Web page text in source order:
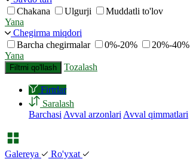
Chakana
Ulgurji
Muddatli to'lov
Yana
Chegirma miqdori
Barcha chegirmalar
0%-20% 20%-40%
Yana
Filtrni qo'llash Tozalash
Firtrlar
Saralash
Barchasi Avval arzonlari Avval qimmatlari
Galereya
Ro'yxat